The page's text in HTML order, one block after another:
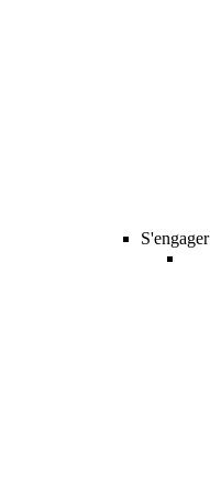
S'engager